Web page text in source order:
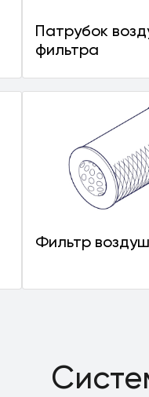
Патрубок
фильтра
Фильтр